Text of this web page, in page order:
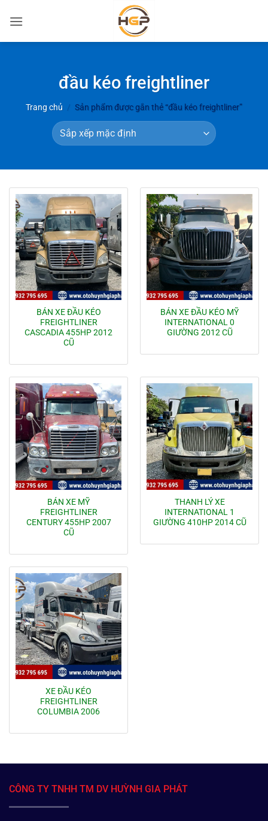
qua
đầu kéo freightliner
Trang chủ / Sản phẩm được gắn thẻ “đầu kéo freightliner”
BÁN XE ĐẦU KÉO
FREIGHTLINER
CASCADIA 455HP 2012
CŨ
BÁN XE ĐẦU KÉO MỸ
INTERNATIONAL 0
GIƯỜNG 2012 CŨ
BÁN XE MỸ
FREIGHTLINER
CENTURY 455HP 2007
CŨ
THANH LÝ XE
INTERNATIONAL 1
GIƯỜNG 410HP 2014 CŨ
XE ĐẦU KÉO
FREIGHTLINER
COLUMBIA 2006
CÔNG TY TNHH TM DV HUỲNH GIA PHÁT